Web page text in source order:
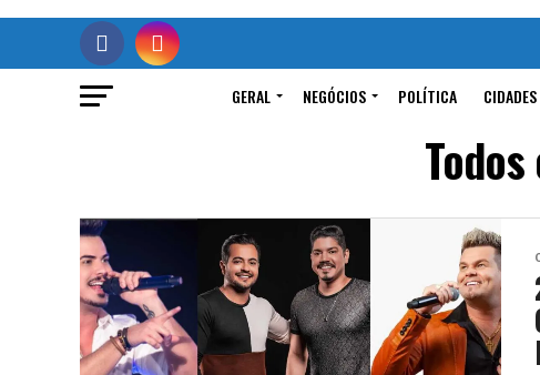
GERAL NEGÓCIOS POLÍTICA CIDADES